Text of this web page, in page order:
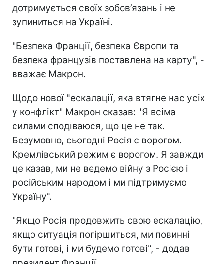
дотримується своїх зобов’язань і не
зупиниться на Україні.
"Безпека Франції, безпека Європи та
безпека французів поставлена на карту", -
вважає Макрон.
Щодо нової "ескалації, яка втягне нас усіх
у конфлікт" Макрон сказав: "Я всіма
силами сподіваюся, що це не так.
Безумовно, сьогодні Росія є ворогом.
Кремлівський режим є ворогом. Я завжди
це казав, ми не ведемо війну з Росією і
російським народом і ми підтримуємо
Україну".
"Якщо Росія продовжить свою ескалацію,
якщо ситуація погіршиться, ми повинні
бути готові, і ми будемо готові", - додав